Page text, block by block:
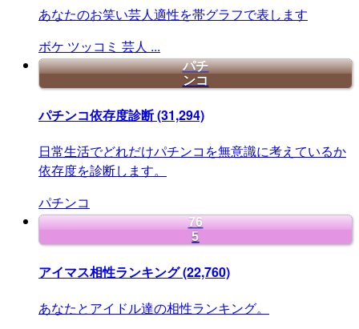
あなたのお笑い芸人適性を帯グラフで表します
ボケ ツッコミ 芸人 ...
パチ
ンコ
パチンコ依存度診断(31,294)
日常生活でどれだけパチンコを無意識に考えているか
依存度を診断します。
パチンコ
76
5
アイマス相性ランキング(22,760)
あなたとアイドル達の相性ランキング。